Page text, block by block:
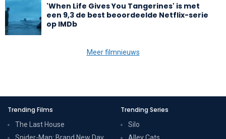
'When Life Gives You Tangerines' is met
een 9,3 de best beoordeelde Netflix-serie
op IMDb
Meer filmnieuws
Trending Films
The Last House
Spider-Man: Brand New Day
Trending Series
Silo
Alley Cats